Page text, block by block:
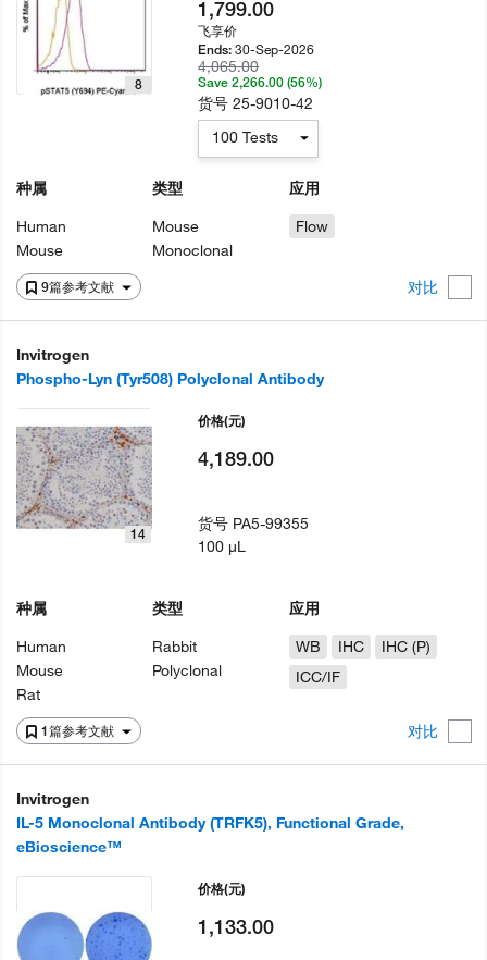
9篇参考文献 对比
8
种属
Human
Mouse
类型
Mouse
Monoclonal
应用
Flow
1,799.00
飞享价
Ends:30-Sep-2026
4,065.00
Save 2,266.00 (56%)
货号25-9010-42
100 Tests
Invitrogen
Phospho-Lyn (Tyr508) Polyclonal Antibody
1篇参考文献 对比
14
种属
Human
Mouse
Rat
类型
Rabbit
Polyclonal
应用
WB
IHC
IHC (P)
ICC/IF
价格(元)
4,189.00
货号 PA5-99355
100 µL
Invitrogen
IL-5 Monoclonal Antibody (TRFK5), Functional Grade,
eBioscience™
价格(元)
1,133.00